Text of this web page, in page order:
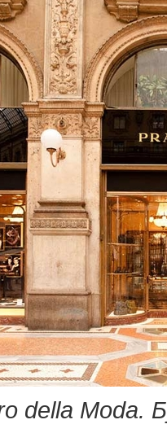
della